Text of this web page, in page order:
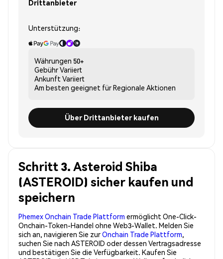
Drittanbieter
Unterstützung:
Währungen 50+
GebührVariiert
Ankunft Variiert
Am besten geeignet fürRegionale Aktionen
Über Drittanbieter kaufen
Schritt 3. Asteroid Shiba
(ASTEROID) sicher kaufen und
speichern
Phemex Onchain Trade Plattform ermöglicht One-Click-
Onchain-Token-Handel ohne Web3-Wallet. Melden Sie
sich an, navigieren Sie zurOnchain Trade Plattform,
suchen Sie nach ASTEROID oder dessen Vertragsadresse
und bestätigen Sie die Verfügbarkeit. Kaufen Sie